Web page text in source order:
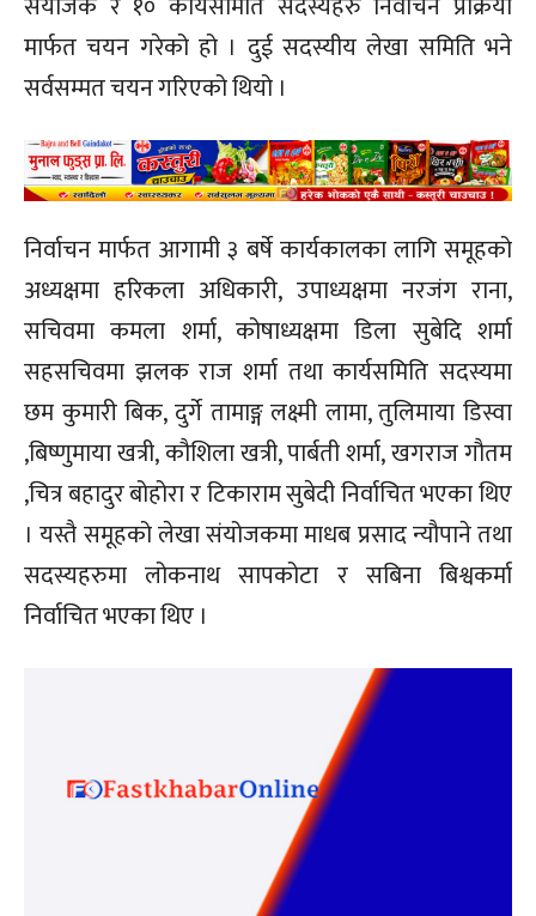
मार्फत चयन गरेको हो । दुई सदस्यीय लेखा समिति भने
सर्वसम्मत चयन गरिएको थियो ।
निर्वाचन मार्फत आगामी ३ बर्षे कार्यकालका लागि समूहको
अध्यक्षमा हरिकला अधिकारी, उपाध्यक्षमा नरजंग राना,
सचिवमा कमला शर्मा, कोषाध्यक्षमा डिला सुबेदि शर्मा
सहसचिवमा झलक राज शर्मा तथा कार्यसमिति सदस्यमा
छम कुमारी बिक, दुर्गे तामाङ्ग लक्ष्मी लामा, तुलिमाया डिस्वा
,बिष्णुमाया खत्री, कौशिला खत्री, पार्बती शर्मा, खगराज गौतम
,चित्र बहादुर बोहोरा र टिकाराम सुबेदी निर्वाचित भएका थिए
। यस्तै समूहको लेखा संयोजकमा माधब प्रसाद न्यौपाने तथा
सदस्यहरुमा लोकनाथ सापकोटा र सबिना बिश्वकर्मा
निर्वाचित भएका थिए ।